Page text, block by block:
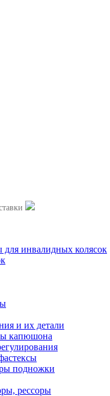
инвалидных колясок
и их детали
капюшона
подножки
рессоры